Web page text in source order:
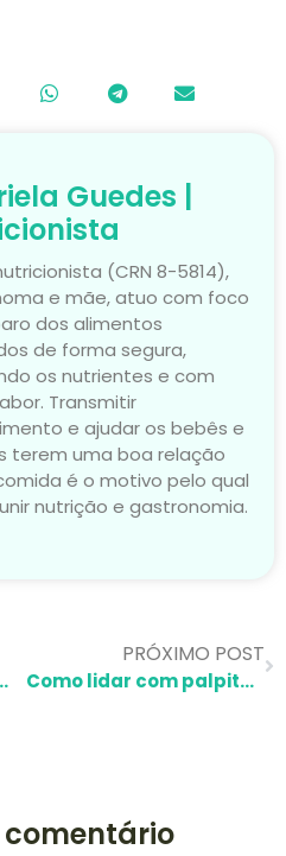
Guedes |
(CRN 8-5814),
e mãe, atuo com foco
dos alimentos
de forma segura,
os nutrientes e com
Transmitir
e ajudar os bebês e
terem uma boa relação
é o motivo pelo qual
nutrição e gastronomia.
poró?
PRÓXIMO POST
Como lidar com palpites sobre amamentação de bebê APLV
comentário